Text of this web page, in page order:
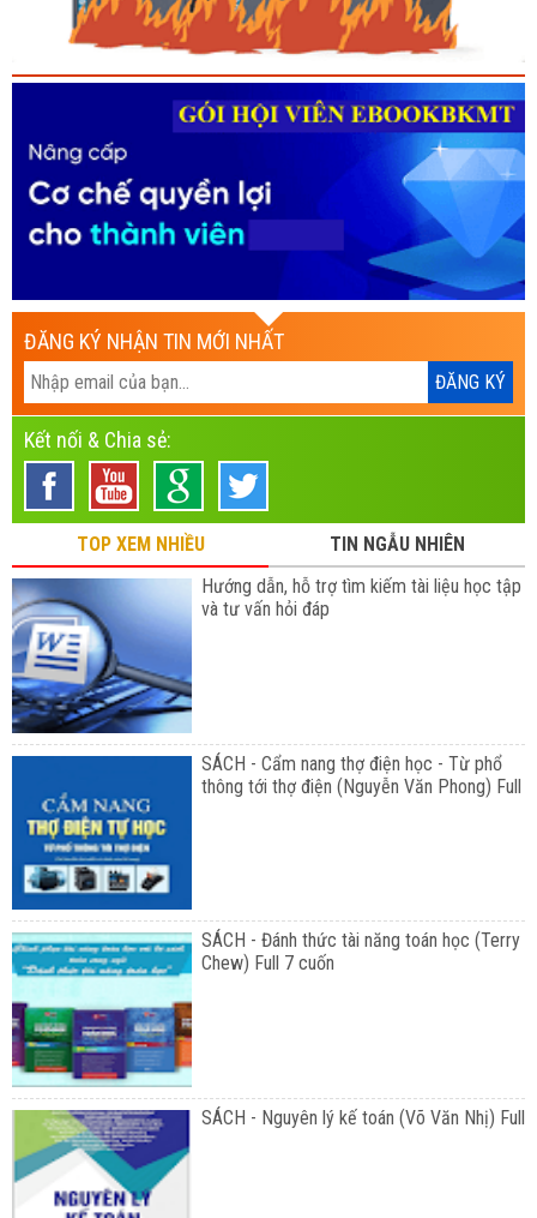
ĐĂNG KÝ NHẬN TIN MỚI NHẤT
Kết nối & Chia sẻ:
TOP XEM NHIỀU
TIN NGẪU NHIÊN
Hướng dẫn, hỗ trợ tìm kiếm tài liệu học tập
và tư vấn hỏi đáp
SÁCH - Cẩm nang thợ điện học - Từ phổ
thông tới thợ điện (Nguyễn Văn Phong) Full
SÁCH - Đánh thức tài năng toán học (Terry
Chew) Full 7 cuốn
SÁCH - Nguyên lý kế toán (Võ Văn Nhị) Full